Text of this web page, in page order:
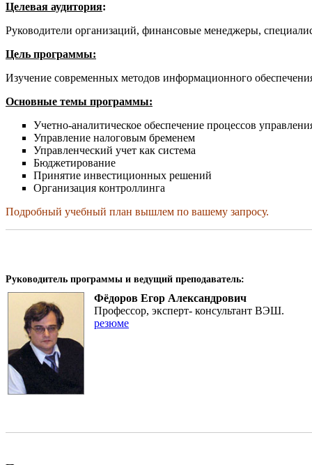
Целевая аудитория:
Руководители организаций, финансовые менеджеры,
Цель программы:
Изучение современных методов информационного
Основные темы программы:
Учетно-аналитическое обеспечение процессов
Управление налоговым бременем
Управленческий учет как система
Бюджетирование
Принятие инвестиционных решений
Организация контроллинга
Подробный учебный план вышлем по вашему запросу.
Руководитель программы и ведущий преподаватель:
Фёдоров Егор Александрович
Профессор, эксперт- консультант ВЭШ.
резюме